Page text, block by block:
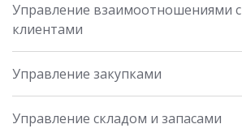
Управление взаимоотношениями с
клиентами
Управление закупками
Управление складом и запасами